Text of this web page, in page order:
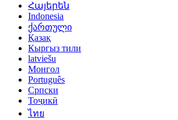
Հայերեն
Indonesia
ქართული
Қазақ
Кыргыз тили
latviešu
Монгол
Português
Српски
Тоҷикӣ
ไทย